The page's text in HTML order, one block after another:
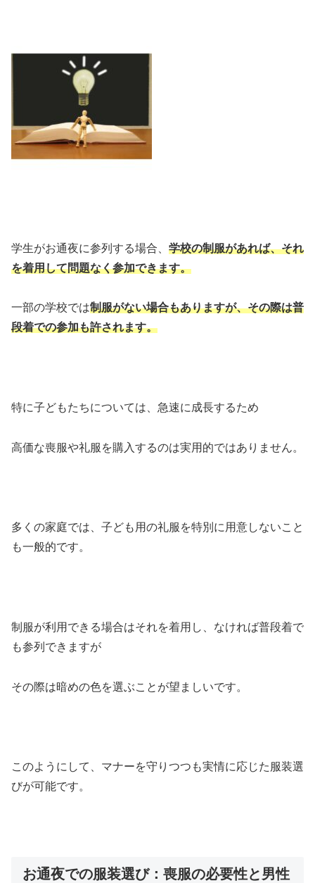
学生がお通夜に参列する場合、 学校の制服があれば、それ
を着用して問題なく参加できます。
一部の学校では制服がない場合もありますが、その際は普
段着での参加も許されます。
特に子どもたちについては、急速に成長するため
高価な喪服や礼服を購入するのは実用的ではありません。
多くの家庭では、子ども用の礼服を特別に用意しないこと
も一般的です。
制服が利用できる場合はそれを着用し、なければ普段着で
も参列できますが
その際は暗めの色を選ぶことが望ましいです。
このようにして、マナーを守りつつも実情に応じた服装選
びが可能です。
お通夜での服装選び：喪服の必要性と男性